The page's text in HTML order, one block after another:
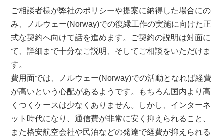
ご相談者様が弊社のポリシーや提案に納得した場合にの
み、ノルウェー(Norway)での復縁工作の実施に向けた正
式な契約へ向けて話を進めます。ご契約の説明は対面に
て、詳細まで十分なご説明、そしてご相談をいただけま
す。
費用面では、ノルウェー(Norway)での活動となれば経費
が高いという心配があるようです。もちろん国内より高
くつくケースは少なくありません。しかし、インターネ
ット時代になり、通信費が非常に安く抑えられること、
また格安航空会社や民泊などの発達で経費が抑えられる